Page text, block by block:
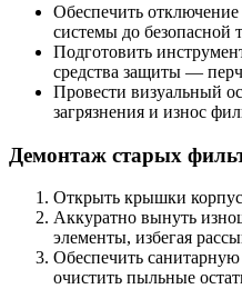
Обеспечить
системы до безопасной
Подготовить
средства защиты —
Провести визуальный
загрязнения и износ
Демонтаж старых
Открыть крышки
Аккуратно вынуть
элементы, избегая
Обеспечить
очистить пыльные